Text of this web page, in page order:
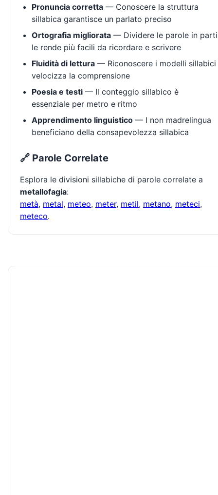
Pronuncia corretta — Conoscere la struttura
sillabica garantisce un parlato preciso
Ortografia migliorata — Dividere le parole in parti
le rende più facili da ricordare e scrivere
Fluidità di lettura — Riconoscere i modelli sillabici
velocizza la comprensione
Poesia e testi — Il conteggio sillabico è
essenziale per metro e ritmo
Apprendimento linguistico — I non madrelingua
beneficiano della consapevolezza sillabica
🔗 Parole Correlate
Esplora le divisioni sillabiche di parole correlate a
metallofagia:
metà, metal, meteo, meter, metil, metano, meteci,
meteco.